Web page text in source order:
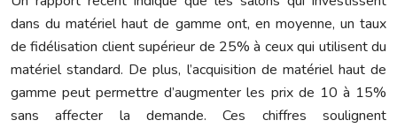
dans du matériel haut de gamme ont, en moyenne, un taux
de fidélisation client supérieur de 25% à ceux qui utilisent du
matériel standard. De plus, l’acquisition de matériel haut de
gamme peut permettre d’augmenter les prix de 10 à 15%
sans affecter la demande. Ces chiffres soulignent